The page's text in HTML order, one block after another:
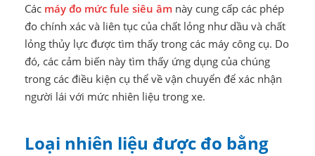
Các máy đo mức fule siêu âmnày cung cấp các phép
đo chính xác và liên tục của chất lỏng như dầu và chất
lỏng thủy lực được tìm thấy trong các máy công cụ. Do
đó, các cảm biến này tìm thấy ứng dụng của chúng
trong các điều kiện cụ thể về vận chuyển để xác nhận
người lái với mức nhiên liệu trong xe.
Loại nhiên liệu được đo bằng